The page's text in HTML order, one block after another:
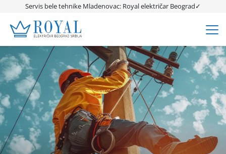
Servis bele tehnike Mladenovac: Royal električar Beograd✓